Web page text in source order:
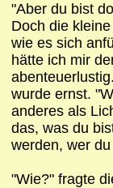
"Aber du bist
Doch die
wie es sich
hätte ich mir
wurde ernst.
anderes als
das, was du
werden, wer
"Wie?" fragte